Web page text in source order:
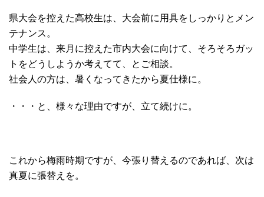
県大会を控えた高校生は、大会前に用具をしっかりとメン
テナンス。
中学生は、来月に控えた市内大会に向けて、そろそろガッ
トをどうしようか考えてて、とご相談。
社会人の方は、暑くなってきたから夏仕様に。
・・・と、様々な理由ですが、立て続けに。
これから梅雨時期ですが、今張り替えるのであれば、次は
真夏に張替えを。